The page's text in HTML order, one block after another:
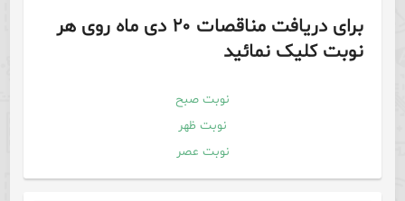
برای دریافت مناقصات ۲۰ دی ماه روی هر
نوبت کلیک نمائید
نوبت صبح
نوبت ظهر
نوبت عصر